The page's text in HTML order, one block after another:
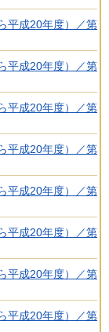
平成20年度）／第
平成20年度）／第
平成20年度）／第
平成20年度）／第
平成20年度）／第
平成20年度）／第
平成20年度）／第
平成20年度）／第